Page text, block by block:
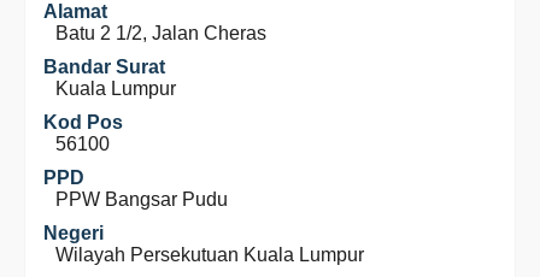
Alamat
Batu 2 1/2, Jalan Cheras
Bandar Surat
Kuala Lumpur
Kod Pos
56100
PPD
PPW Bangsar Pudu
Negeri
Wilayah Persekutuan Kuala Lumpur